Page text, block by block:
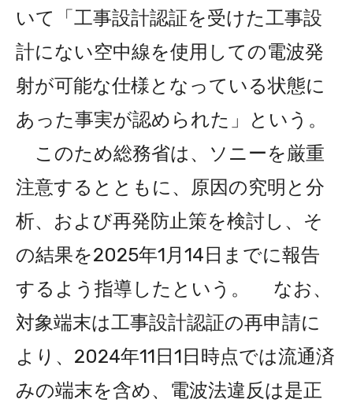
いて「工事設計認証を受けた工事設
計にない空中線を使用しての電波発
射が可能な仕様となっている状態に
あった事実が認められた」という。
このため総務省は、ソニーを厳重
注意するとともに、原因の究明と分
析、および再発防止策を検討し、そ
の結果を2025年1月14日までに報告
するよう指導したという。 なお、
対象端末は工事設計認証の再申請に
より、2024年11日1日時点では流通済
みの端末を含め、電波法違反は是正